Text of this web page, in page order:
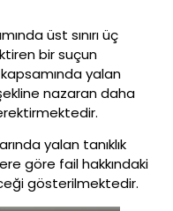
üst sınırı üç
bir suçun
yalan
nazaran daha
yalan tanıklık
göre fail hakkındaki
gösterilmektedir.